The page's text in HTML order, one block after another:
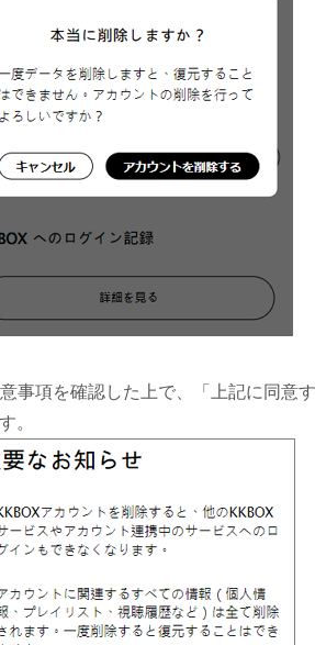
事項を確認した上で、「上記に同意
。